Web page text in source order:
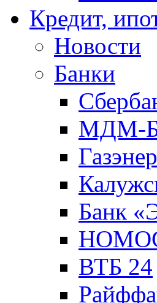
Кредит,
Новости
Банки
МДМ-
Банк
ВТБ 24